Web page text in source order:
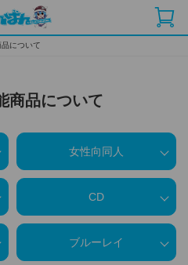
について
商品について
女性向同人
CD
ブルーレイ